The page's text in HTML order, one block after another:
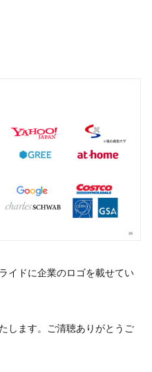
イドに企業のロゴを載せてい
します。ご清聴ありがとうご